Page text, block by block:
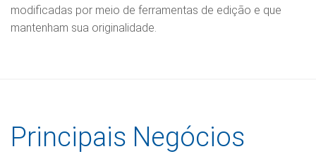
modificadas por meio de ferramentas de edição e que
mantenham sua originalidade.
Principais Negócios